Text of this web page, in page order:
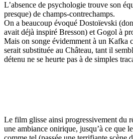
L’absence de psychologie trouve son
presque) de champs-contrechamps.
On a beaucoup évoqué Dostoïevski
avait déjà inspiré Bresson) et Gogol à
Mais on songe évidemment à un Kafka
serait substituée au Château, tant il
détenu ne se heurte pas à de simples
Le film glisse ainsi progressivement du
une ambiance onirique, jusqu’à ce que